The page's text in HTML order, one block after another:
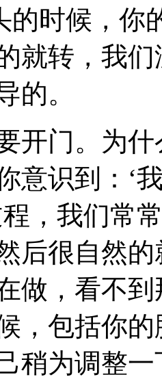
的时候，
就转，我
的。
门。为什
意识到：‘
程，我们常
后很自然
做，看不
，包括你
稍为调整